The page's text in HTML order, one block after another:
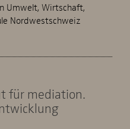
Umwelt, Wirtschaft,
Nordwestschweiz
für mediation.